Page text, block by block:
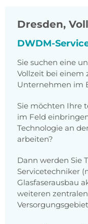
Dresden,
DWDM-
Sie suchen eine
Vollzeit bei
Unternehmen im
Sie möchten Ihre
im Feld
Technologie an
arbeiten?
Dann werden Sie
Servicetechniker
Glasfaserausbau
weiteren